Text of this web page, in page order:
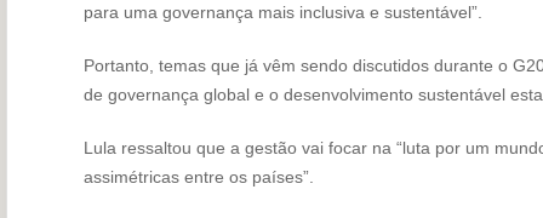
para uma governança mais inclusiva e sustentável”.
Portanto, temas que já vêm sendo discutidos durante o
de governança global e o desenvolvimento sustentável
Lula ressaltou que a gestão vai focar na “luta por um
assimétricas entre os países”.